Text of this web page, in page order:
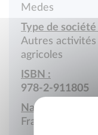
Medes
Type de société
Autres
agricoles
ISBN :
978-2-911805
Nationalité :
France